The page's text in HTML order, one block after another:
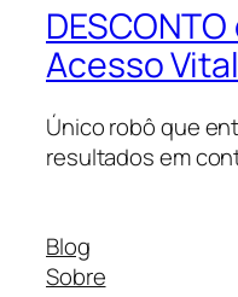
Acesso
Único robô que
resultados em
Blog
Sobre